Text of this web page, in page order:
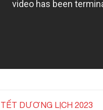
DƯƠNG LỊCH 2023